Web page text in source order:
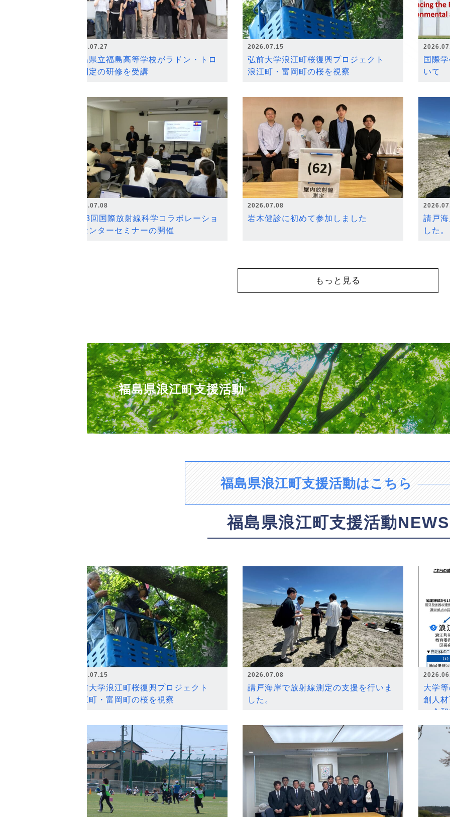
2026.07.27
福島県立福島高等学校がラドン・トロ
ン測定の研修を受講
2026.07.15
弘前大学浪江町桜復興プロジェクト
浪江町・富岡町の桜を視察
国際
いて
2026.07.08
第18回国際放射線科学コラボレーショ
ンセンターセミナーの開催
2026.07.08
岩木健診に初めて参加しました
請戸
した。
もっと見る
福島県浪江町支援活動
福島県浪江町支援活動はこちら
福島県浪江町支援活動NEWS
2026.07.15
弘前大学浪江町桜復興プロジェクト
浪江町・富岡町の桜を視察
2026.07.08
請戸海岸で放射線測定の支援を行いま
した。
大学
創人
～令